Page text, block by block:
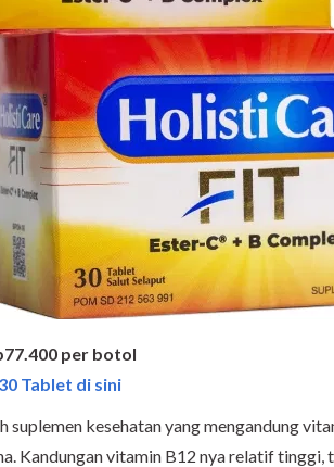
per botol
Tablet di sini
suplemen kesehatan yang mengandung
Kandungan vitamin B12 nya relatif tinggi,